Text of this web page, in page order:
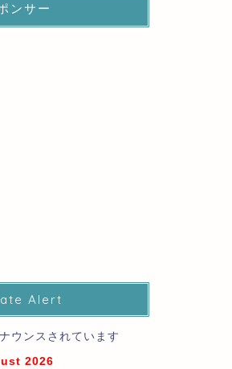
ンサー
Alert
ウンスされています
2026